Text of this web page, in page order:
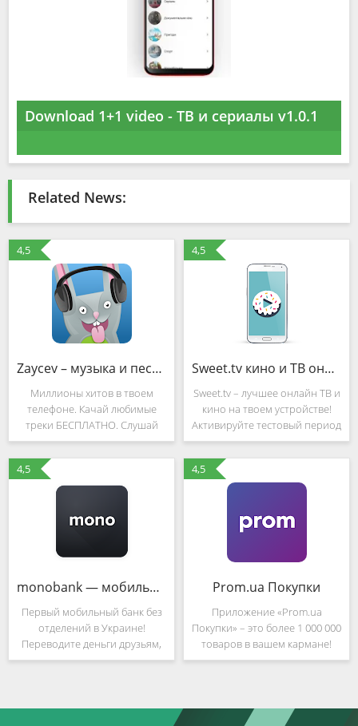
Download 1+1 video - ТВ и сериалы v1.0.1
Related News:
4,5
Zaycev – музыка и песни в mp3
Миллионы хитов в твоем
телефоне. Качай любимые
треки БЕСПЛАТНО. Слушай
топовые песни в режиме
оффлайн. Составляй свои
личные плейлисты. Установи
и насладись новинками
платить
4,5
Sweet.tv кино и ТВ онлайн на смартфоне и планшете
Sweet.tv – лучшее онлайн ТВ и
кино на твоем устройстве!
Активируйте тестовый период
и смотрите бесплатно 220
каналов и 5000 фильмов.
Sweet.tv это самые
современные разработки
4,5
monobank — мобильный онлайн банк
Первый мобильный банк без
отделений в Украине!
Переводите деньги друзьям,
оплачивайте коммуналку и
Кредитный лимит до 100 000
4,5
Prom.ua Покупки
Приложение «Prom.ua
Покупки» – это более 1 000 000
товаров в вашем кармане!
Оно создано для вашего
Prom.ua, где представлены